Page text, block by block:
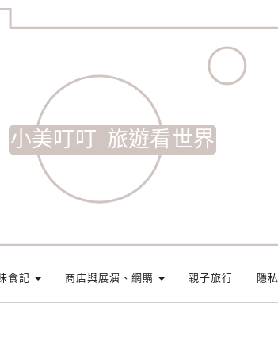
小美叮叮-旅遊看世界
食記 商店與展演、網購 親子旅行 隱